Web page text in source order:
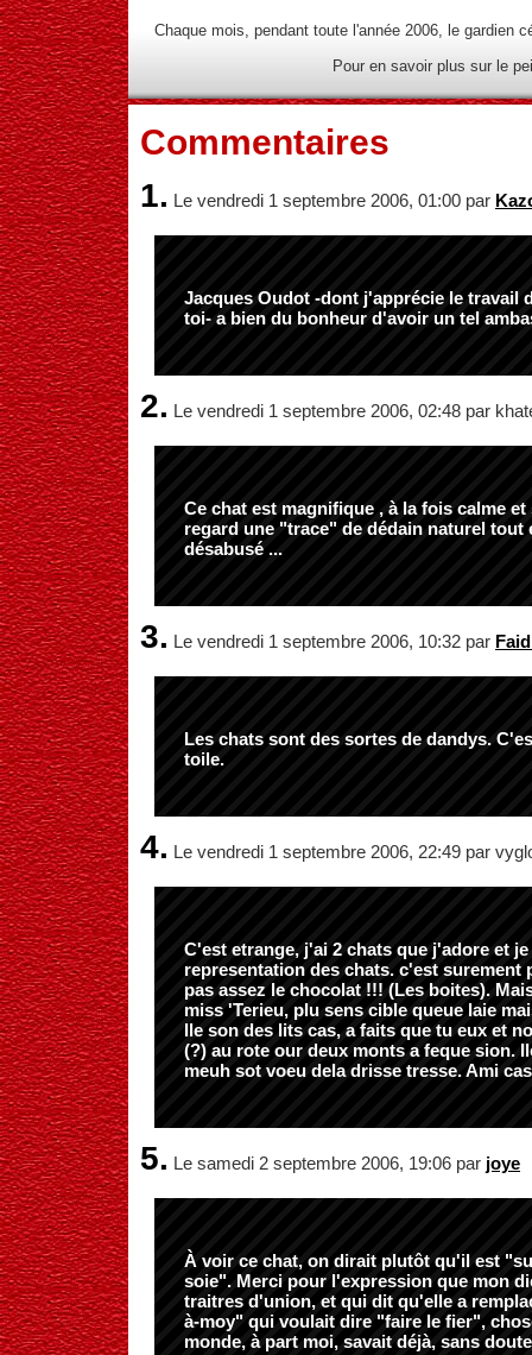
Chaque mois, pendant toute l'année 2006, le gardien
Pour en savoir plus sur le
Commentaires
1. Le vendredi 1 septembre 2006, 01:00 par
Jacques Oudot -dont j'apprécie le travail
toi- a bien du bonheur d'avoir un tel
2. Le vendredi 1 septembre 2006, 02:48 par
Ce chat est magnifique , à la fois calme
regard une "trace" de dédain naturel tout
désabusé ...
3. Le vendredi 1 septembre 2006, 10:32 par
Les chats sont des sortes de dandys.
toile.
4. Le vendredi 1 septembre 2006, 22:49 par
C'est etrange, j'ai 2 chats que j'adore et
representation des chats. c'est surement
pas assez le chocolat !!! (Les boites).
miss 'Terieu, plu sens cible queue laie
Ile son des lits cas, a faits que tu eux et
(?) au rote our deux monts a feque sion.
meuh sot voeu dela drisse tresse. Ami
5. Le samedi 2 septembre 2006, 19:06 par joye
À voir ce chat, on dirait plutôt qu'il est
soie". Merci pour l'expression que mon
traitres d'union, et qui dit qu'elle a
à-moy" qui voulait dire "faire le fier",
monde, à part moi, savait déjà, sans